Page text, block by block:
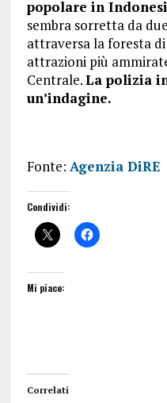
popolare in
sembra sorretta da
attraversa la foresta
attrazioni più
Centrale.La polizia
un’indagine.
Fonte: Agenzia DiRE
Condividi:
Mi piace:
Correlati